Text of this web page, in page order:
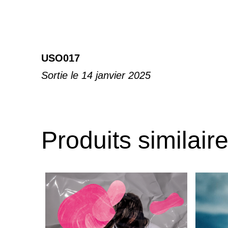
USO017
Sortie le 14 janvier 2025
Produits
Ce
produit